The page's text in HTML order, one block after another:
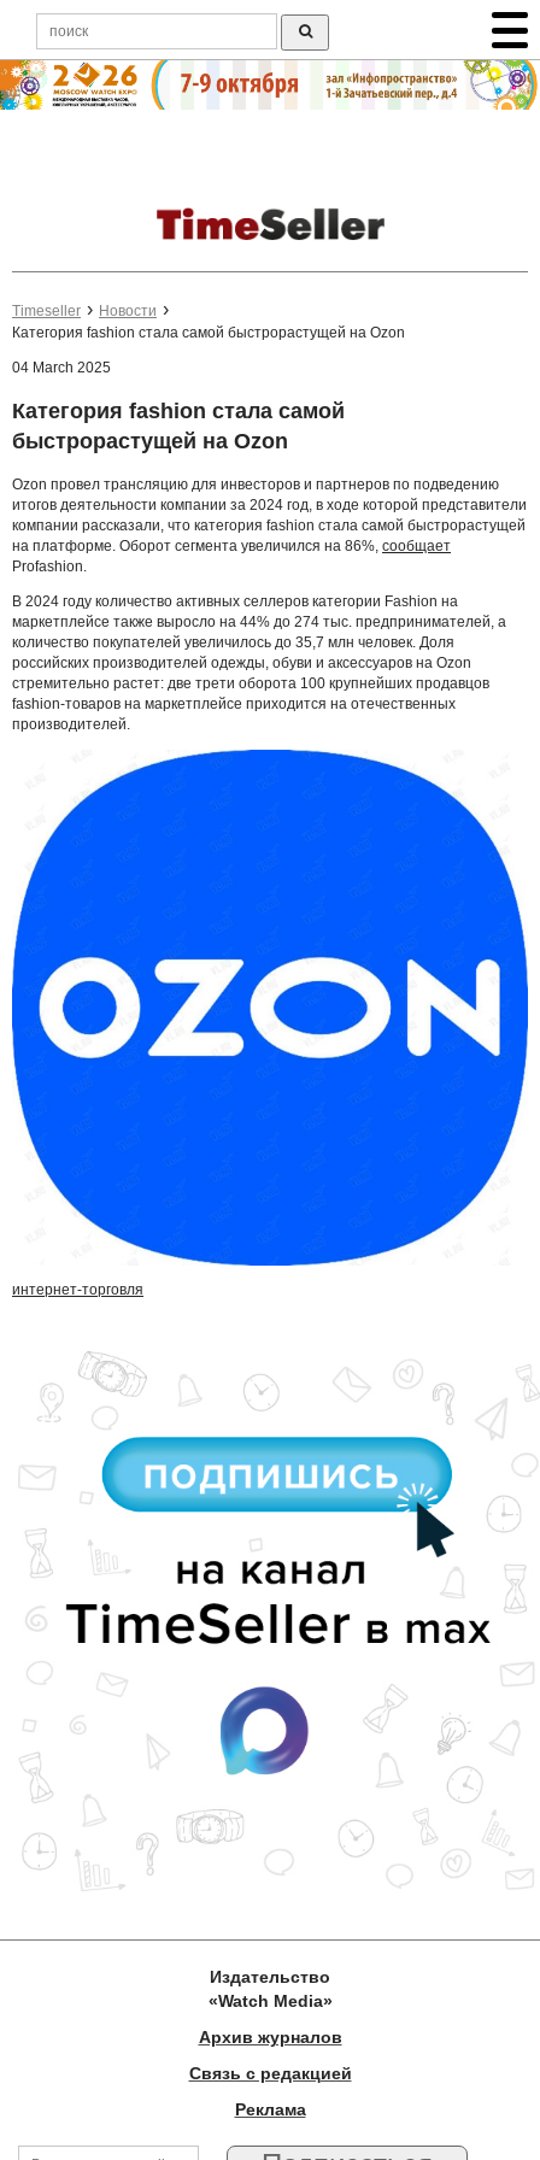
Timeseller
Новости
Категория fashion стала самой быстрорастущей на Ozon
04 March 2025
Категория fashion стала самой
быстрорастущей на Ozon
Ozon провел трансляцию для инвесторов и партнеров по подведению
итогов деятельности компании за 2024 год, в ходе которой представители
компании рассказали, что категория fashion стала самой быстрорастущей
на платформе. Оборот сегмента увеличился на 86%, сообщает
Profashion.
В 2024 году количество активных селлеров категории Fashion на
маркетплейсе также выросло на 44% до 274 тыс. предпринимателей, а
количество покупателей увеличилось до 35,7 млн человек. Доля
российских производителей одежды, обуви и аксессуаров на Ozon
стремительно растет: две трети оборота 100 крупнейших продавцов
fashion-товаров на маркетплейсе приходится на отечественных
производителей.
интернет-торговля
Издательство
«Watch Media»
Архив журналов
Связь с редакцией
Реклама